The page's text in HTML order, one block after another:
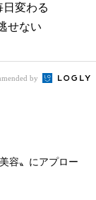
日変わる
せない
by
容〟にアプロー